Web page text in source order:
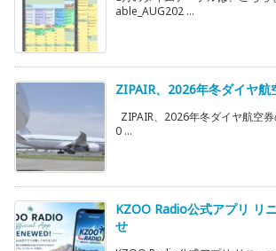
able_AUG202 ...
ZIPAIR、2026年冬ダイヤ航
ZIPAIR、2026年冬ダイヤ航空
0 ...
KZOO Radio公式アプリ リ
せ